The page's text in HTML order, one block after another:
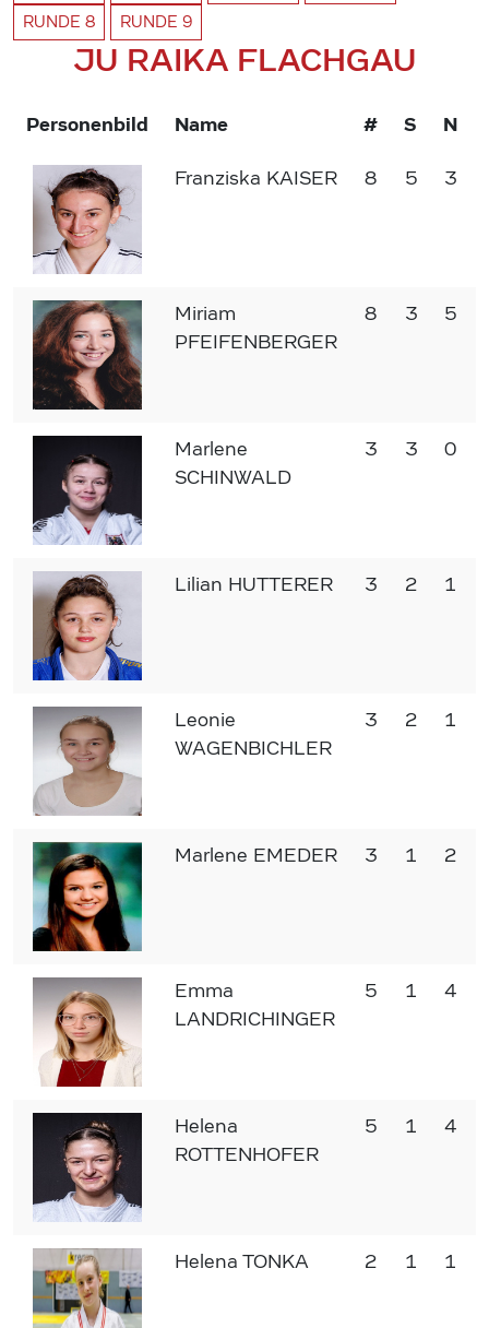
RUNDE 8 RUNDE 9
JU RAIKA FLACHGAU
Personenbild Name # S N
Franziska KAISER 8 5 3
Miriam
PFEIFENBERGER
8 3 5
Marlene
SCHINWALD
3 3 0
Lilian HUTTERER 3 2 1
Leonie
WAGENBICHLER
3 2 1
Marlene EMEDER 3 1 2
Emma
LANDRICHINGER
5 1 4
Helena
ROTTENHOFER
5 1 4
Helena TONKA 2 1 1